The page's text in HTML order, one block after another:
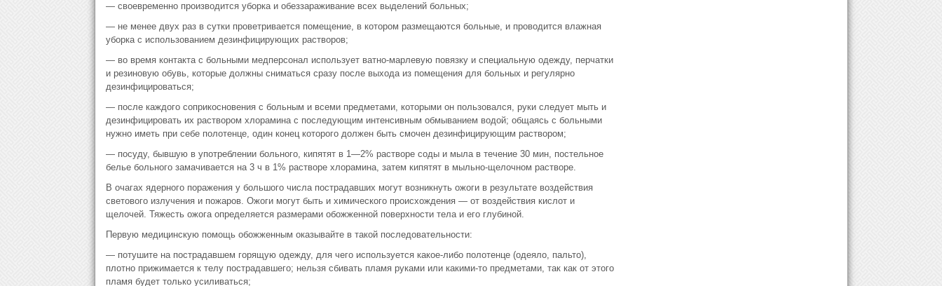
— своевременно производится уборка и обеззараживание всех выделений больных;
— не менее двух раз в сутки проветривается помещение, в котором размещаются больные, и проводится влажная
уборка с использованием дезинфицирующих растворов;
— во время контакта с больными медперсонал использует ватно-марлевую повязку и специальную одежду, перчатки
и резиновую обувь, которые должны сниматься сразу после выхода из помещения для больных и регулярно
дезинфицироваться;
— после каждого соприкосновения с больным и всеми предметами, которыми он пользовался, руки следует мыть и
дезинфицировать их раствором хлорамина с последующим интенсивным обмыванием водой; общаясь с больными
нужно иметь при себе полотенце, один конец которого должен быть смочен дезинфицирующим раствором;
— посуду, бывшую в употреблении больного, кипятят в 1—2% растворе соды и мыла в течение 30 мин, постельное
белье больного замачивается на 3 ч в 1% растворе хлорамина, затем кипятят в мыльно-щелочном растворе.
В очагах ядерного поражения у большого числа пострадавших могут возникнуть ожоги в результате воздействия
светового излучения и пожаров. Ожоги могут быть и химического происхождения — от воздействия кислот и
щелочей. Тяжесть ожога определяется размерами обожженной поверхности тела и его глубиной.
Первую медицинскую помощь обожженным оказывайте в такой последовательности:
— потушите на пострадавшем горящую одежду, для чего используется какое-либо полотенце (одеяло, пальто),
плотно прижимается к телу пострадавшего; нельзя сбивать пламя руками или какими-то предметами, так как от этого
пламя будет только усиливаться;